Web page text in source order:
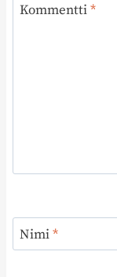
Kommentti*
Nimi*